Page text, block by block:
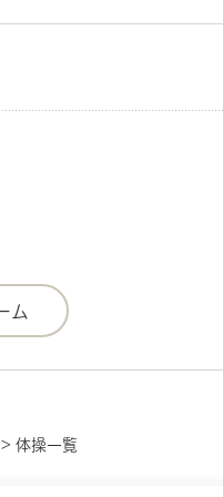
> 体操一覧